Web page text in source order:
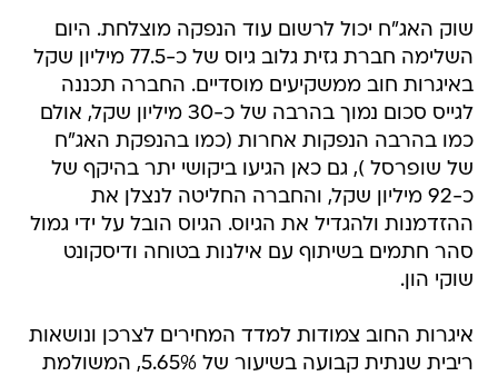
שוק האג"ח יכול לרשום עוד הנפקה מוצלחת. היום
השלימה חברת גזית גלוב גיוס של כ-77.5 מיליון שקל
באיגרות חוב ממשקיעים מוסדיים. החברה תכננה
לגייס סכום נמוך בהרבה של כ-30 מיליון שקל, אולם
כמו בהרבה הנפקות אחרות (כמו בהנפקת האג"ח
של שופרסל ), גם כאן הגיעו ביקושי יתר בהיקף של
כ-92 מיליון שקל, והחברה החליטה לנצלן את
ההזדמנות ולהגדיל את הגיוס. הגיוס הובל על ידי גמול
סהר חתמים בשיתוף עם אילנות בטוחה ודיסקונט
שוקי הון.
איגרות החוב צמודות למדד המחירים לצרכן ונושאות
ריבית שנתית קבועה בשיעור של 5.65%, המשולמת